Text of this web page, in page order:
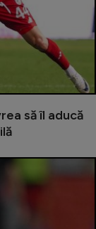
să îl aducă